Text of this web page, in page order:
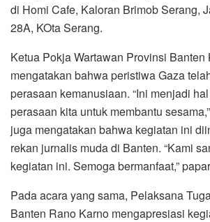
di Homi Cafe, Kaloran Brimob Serang,
28A, KOta Serang.
Ketua Pokja Wartawan Provinsi
mengatakan bahwa peristiwa Gaza
perasaan kemanusiaan. “Ini menjadi
perasaan kita untuk membantu
juga mengatakan bahwa kegiatan ini
rekan jurnalis muda di Banten. “Kami
kegiatan ini. Semoga bermanfaat,”
Pada acara yang sama, Pelaksana
Banten Rano Karno mengapresiasi